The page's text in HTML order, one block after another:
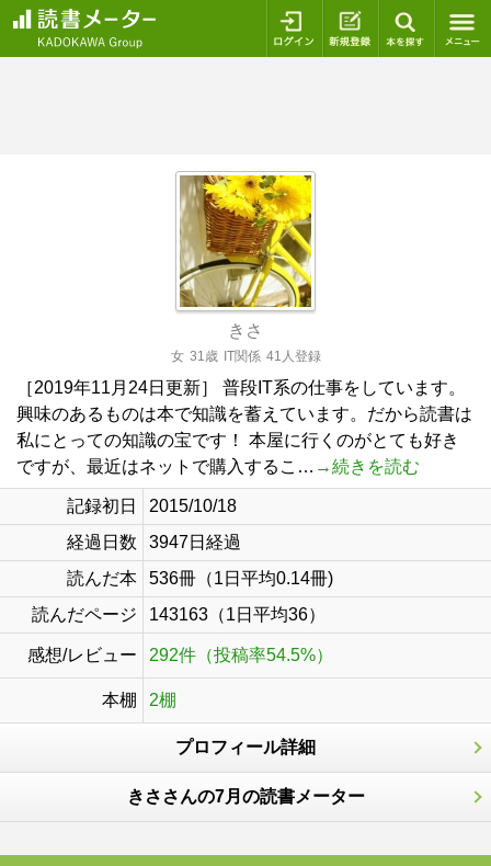
ログイン 新規登録
きさ
女 31歳 IT関係 41人登録
［2019年11月24日更新］ 普段IT系の仕事をしています。
興味のあるものは本で知識を蓄えています。だから読書は
私にとっての知識の宝です！ 本屋に行くのがとても好き
ですが、最近はネットで購入するこ… →続きを読む
記録初日
2015/10/18
経過日数
3947日経過
読んだ本
536冊（1日平均0.14冊)
読んだページ
143163（1日平均36）
感想/レビュー 292件（投稿率54.5%）
本棚 2棚
プロフィール詳細
きささんの7月の読書メーター